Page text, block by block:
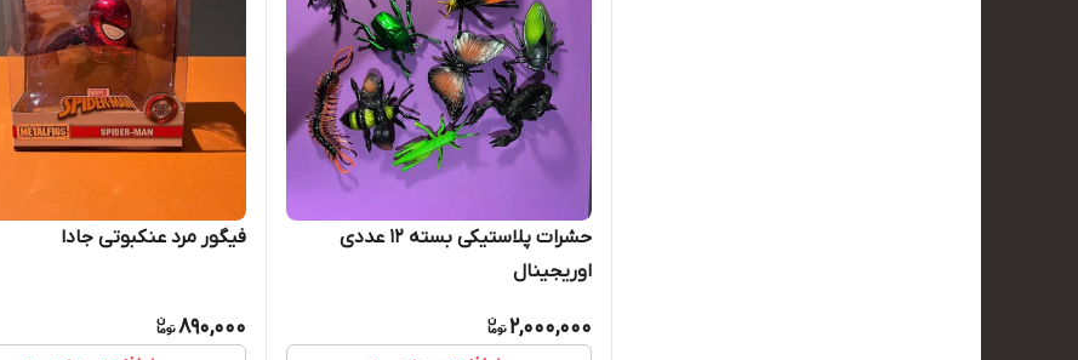
حشرات پلاستیکی بسته ۱۲ عددی
اوریجینال
2,000,000
فیگور مرد عنکبوتی جادا
890,000